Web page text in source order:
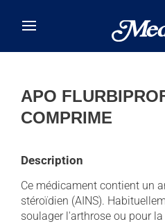
APO
COMPRIME
Description
Ce médicament contient un
stéroïdien (AINS).
soulager l'arthrose ou pour